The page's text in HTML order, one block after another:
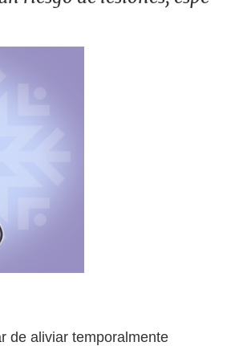
de aliviar temporalmente